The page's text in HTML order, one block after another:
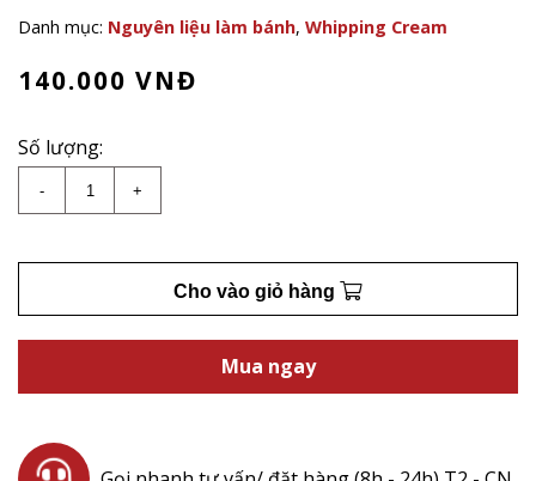
Danh mục: Nguyên liệu làm bánh, Whipping Cream
140.000 VNĐ
Số lượng:
- Kem Sữa Corman Sculpture 1L số lượng
+
Cho vào giỏ hàng
Mua ngay